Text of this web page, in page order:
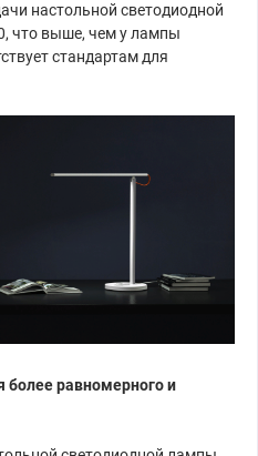
настольной светодиодной
что выше, чем у лампы
стандартам для
более равномерного и